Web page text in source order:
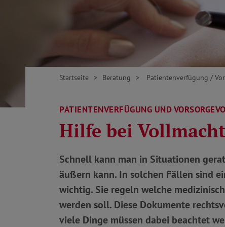
Startseite Beratung Patientenverfügung /
PATIENTENVERFÜGUNG UND
Hilfe bei
Schnell kann man in Situationen
äußern kann. In solchen Fällen sind
wichtig. Sie regeln welche
werden soll. Diese Dokumente
viele Dinge müssen dabei beachtet